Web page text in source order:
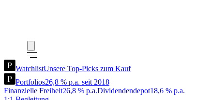
WatchlistUnsere Top-Picks zum Kauf
Portfolios26,8 % p.a. seit 2018
Finanzielle Freiheit26,8 % p.a.Dividendendepot18,6 % p.a.